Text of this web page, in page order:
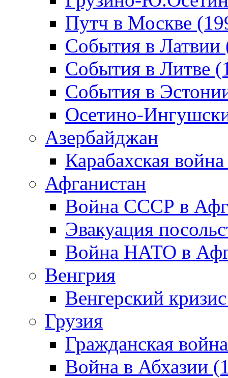
Путч в Москве
События в Латвии
События в Литве
События в
Осетино-
Азербайджан
Карабахская
Афганистан
Война СССР в
Эвакуация
Война НАТО в
Венгрия
Венгерский
Грузия
Гражданская
Война в Абхазии